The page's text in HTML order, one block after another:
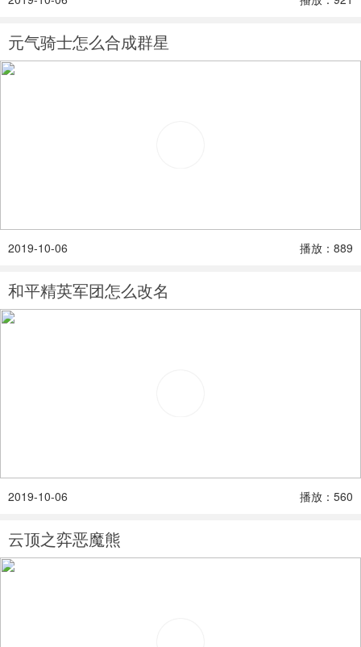
元气骑士怎么合成群星
2019-10-06 播放：889
和平精英军团怎么改名
2019-10-06 播放：560
云顶之弈恶魔熊